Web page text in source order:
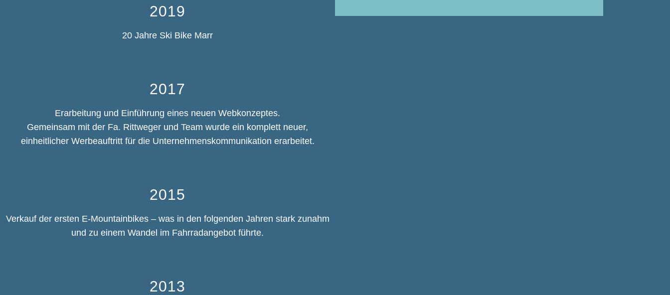
2019
20 Jahre Ski Bike Marr
2017
Erarbeitung und Einführung eines neuen Webkonzeptes.
Gemeinsam mit der Fa. Rittweger und Team wurde ein komplett neuer,
einheitlicher Werbeauftritt für die Unternehmenskommunikation erarbeitet.
2015
Verkauf der ersten E-Mountainbikes – was in den folgenden Jahren stark zunahm
und zu einem Wandel im Fahrradangebot führte.
2013